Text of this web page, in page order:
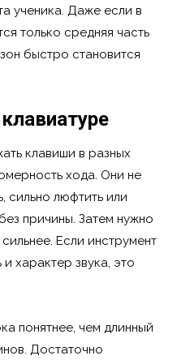
ученика. Даже если в
только средняя часть
быстро становится
клавиши в разных
хода. Они не
сильно люфтить или
причины. Затем нужно
Если инструмент
характер звука, это
понятнее, чем длинный
Достаточно